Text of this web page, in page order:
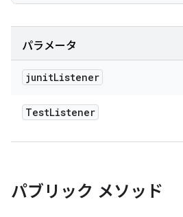
パラメータ
junitListener
TestListener
パブリック メソッド